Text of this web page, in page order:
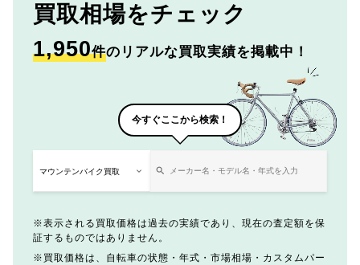
買取相場をチェック
1,950件のリアルな買取実績を掲載中！
今すぐここから検索！
表示される買取価格は過去の実績であり、現在の査定額を保
証するものではありません。
買取価格は、自転車の状態・年式・市場相場・カスタムパー